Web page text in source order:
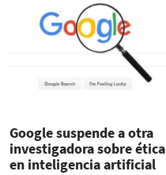
Google suspende a otra
investigadora sobre ética
en inteligencia artificial